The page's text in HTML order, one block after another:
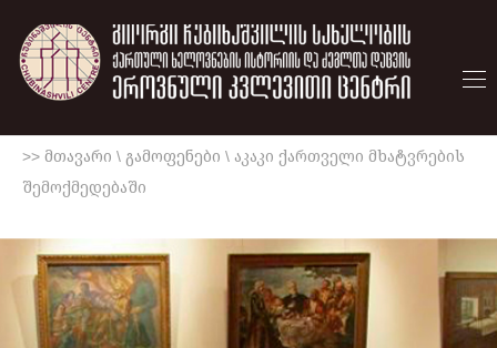
>> მთავარი \ გამოფენები \ აკაკი ქართველი მხატვრების
შემოქმედებაში